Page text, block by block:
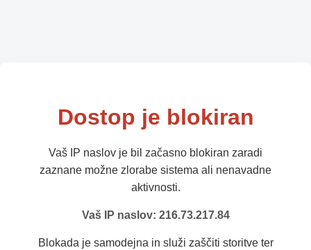
Dostop je blokiran
Vaš IP naslov je bil začasno blokiran zaradi
zaznane možne zlorabe sistema ali nenavadne
aktivnosti.
Vaš IP naslov: 216.73.217.84
Blokada je samodejna in služi zaščiti storitve ter